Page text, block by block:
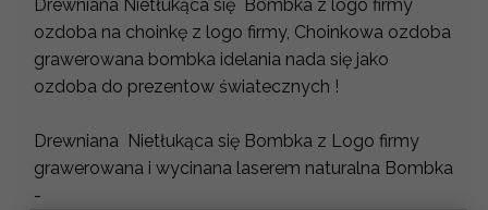
Drewniana Nietłukąca się Bombka z logo firmy
ozdoba na choinkę z logo firmy, Choinkowa ozdoba
grawerowana bombka idelania nada się jako
ozdoba do prezentow światecznych !
Drewniana Nietłukąca się Bombka z Logo firmy
grawerowana i wycinana laserem naturalna Bombka
-